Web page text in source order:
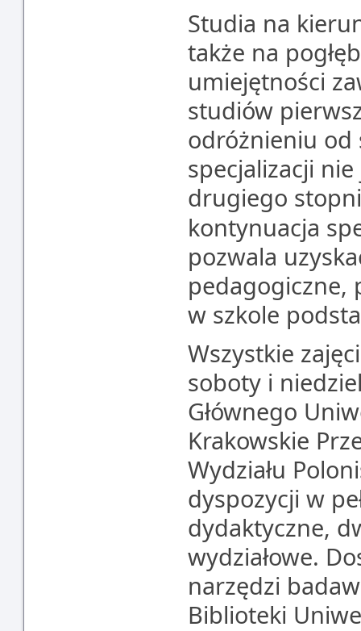
Studia na
także na
umiejętności
studiów
odróżnieniu od
specjalizacji
drugiego
kontynuacja
pozwala
pedagogiczne,
w szkole
Wszystkie
soboty i
Głównego
Krakowskie
Wydziału
dyspozycji w
dydaktyczne,
wydziałowe.
narzędzi
Biblioteki